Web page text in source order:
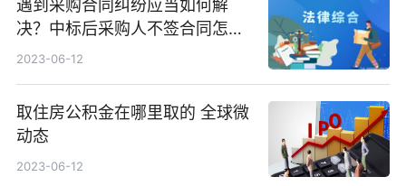
遇到采购合同纠纷应当如何解
决？中标后采购人不签合同怎么
处罚？-环球热推荐
2023-06-12
取住房公积金在哪里取的 全球微
动态
2023-06-12